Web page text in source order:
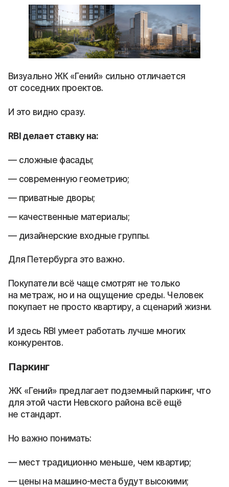
Визуально ЖК «Гений» сильно отличается
от соседних проектов.
И это видно сразу.
RBI делает ставку на:
сложные фасады;
современную геометрию;
приватные дворы;
качественные материалы;
дизайнерские входные группы.
Для Петербурга это важно.
Покупатели всё чаще смотрят не только
на метраж, но и на ощущение среды. Человек
покупает не просто квартиру, а сценарий жизни.
И здесь RBI умеет работать лучше многих
конкурентов.
Паркинг
ЖК «Гений» предлагает подземный паркинг, что
для этой части Невского района всё ещё
не стандарт.
Но важно понимать:
мест традиционно меньше, чем квартир;
цены на машино-места будут высокими;